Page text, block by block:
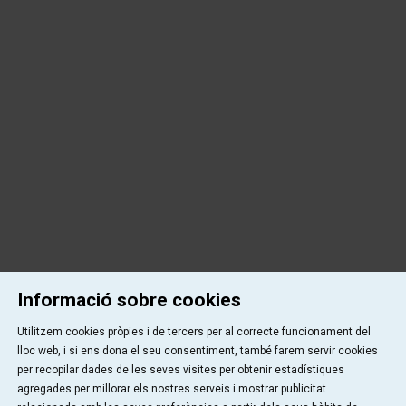
Informació sobre cookies
Utilitzem cookies pròpies i de tercers per al correcte funcionament del
lloc web, i si ens dona el seu consentiment, també farem servir cookies
per recopilar dades de les seves visites per obtenir estadístiques
agregades per millorar els nostres serveis i mostrar publicitat